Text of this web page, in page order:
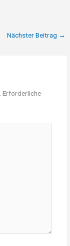
Nächster Beitrag →
Erforderliche